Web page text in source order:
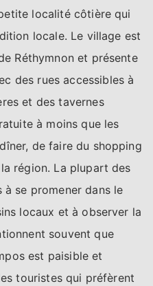
localité côtière qui
locale. Le village est
Réthymnon et présente
des rues accessibles à
et des tavernes
à moins que les
de faire du shopping
région. La plupart des
à se promener dans le
locaux et à observer la
souvent que
est paisible et
touristes qui préfèrent